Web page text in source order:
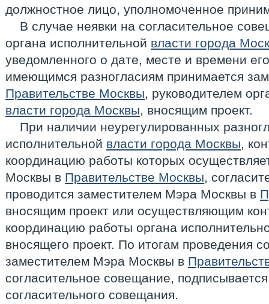
должностное лицо, уполномоченное
В случае неявки на согласительное
органа исполнительной власти города
уведомленного о дате, месте и времени
имеющимся разногласиям принимается
Правительстве Москвы, руководителем
власти города Москвы, вносящим проект.
При наличии неурегулированных
исполнительной власти города Москвы,
координацию работы которых
Москвы в Правительстве Москвы,
проводится заместителем Мэра Москвы в
вносящим проект или осуществляющим
координацию работы органа
вносящего проект. По итогам проведения
заместителем Мэра Москвы в
согласительное совещание,
согласительного совещания.